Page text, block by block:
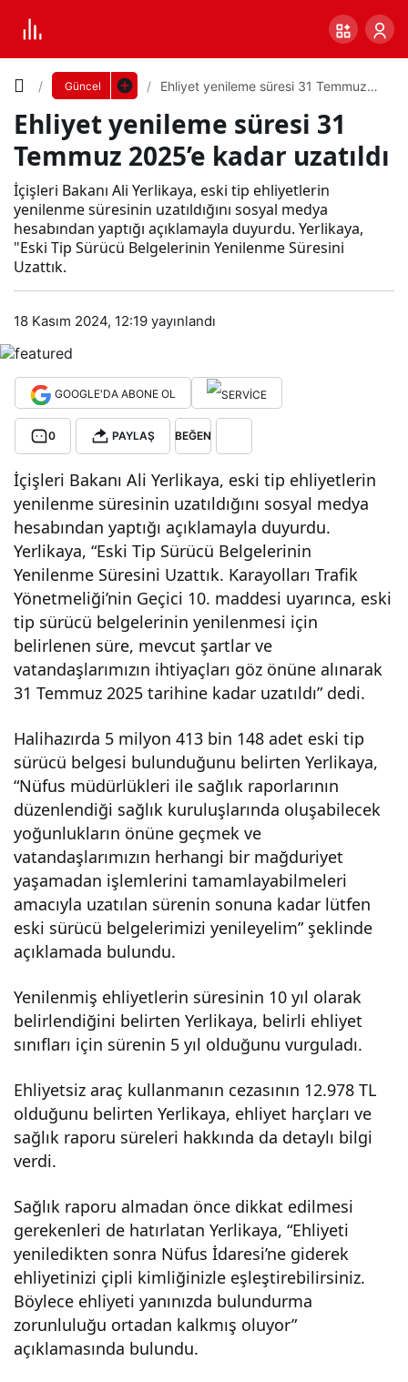
Güncel
Ehliyet yenileme süresi 31 Temmuz
Ehliyet yenileme süresi 31
Temmuz 2025’e kadar uzatıldı
İçişleri Bakanı Ali Yerlikaya, eski tip ehliyetlerin
yenilenme süresinin uzatıldığını sosyal medya
hesabından yaptığı açıklamayla duyurdu. Yerlikaya,
"Eski Tip Sürücü Belgelerinin Yenilenme Süresini
Uzattık.
18 Kasım 2024, 12:19 yayınlandı
GOOGLE'DA ABONE OL
0 PAYLAŞ BEĞEN
İçişleri Bakanı Ali Yerlikaya, eski tip ehliyetlerin
yenilenme süresinin uzatıldığını sosyal medya
hesabından yaptığı açıklamayla duyurdu.
Yerlikaya, “Eski Tip Sürücü Belgelerinin
Yenilenme Süresini Uzattık. Karayolları Trafik
Yönetmeliği’nin Geçici 10. maddesi uyarınca, eski
tip sürücü belgelerinin yenilenmesi için
belirlenen süre, mevcut şartlar ve
vatandaşlarımızın ihtiyaçları göz önüne alınarak
31 Temmuz 2025 tarihine kadar uzatıldı” dedi.
Halihazırda 5 milyon 413 bin 148 adet eski tip
sürücü belgesi bulunduğunu belirten Yerlikaya,
“Nüfus müdürlükleri ile sağlık raporlarının
düzenlendiği sağlık kuruluşlarında oluşabilecek
yoğunlukların önüne geçmek ve
vatandaşlarımızın herhangi bir mağduriyet
yaşamadan işlemlerini tamamlayabilmeleri
amacıyla uzatılan sürenin sonuna kadar lütfen
eski sürücü belgelerimizi yenileyelim” şeklinde
açıklamada bulundu.
Yenilenmiş ehliyetlerin süresinin 10 yıl olarak
belirlendiğini belirten Yerlikaya, belirli ehliyet
sınıfları için sürenin 5 yıl olduğunu vurguladı.
Ehliyetsiz araç kullanmanın cezasının 12.978 TL
olduğunu belirten Yerlikaya, ehliyet harçları ve
sağlık raporu süreleri hakkında da detaylı bilgi
verdi.
Sağlık raporu almadan önce dikkat edilmesi
gerekenleri de hatırlatan Yerlikaya, “Ehliyeti
yeniledikten sonra Nüfus İdaresi’ne giderek
ehliyetinizi çipli kimliğinizle eşleştirebilirsiniz.
Böylece ehliyeti yanınızda bulundurma
zorunluluğu ortadan kalkmış oluyor”
açıklamasında bulundu.
Ehli
yet
yeni
e
süre
si
31
Tem
muz
202
5’e
kad
ar
uzat
ıldı
Yazı
Boyutunu
dön